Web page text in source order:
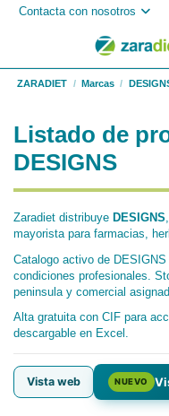
Contacta con nosotros
ZARADIET Marcas
Listado de
DESIGNS
Zaradiet distribuye DESIGNS
mayorista para farmacias,
Catalogo activo de
condiciones profesionales.
peninsula y comercial
Alta gratuita con CIF para
descargable en Excel.
Vista web NUEVO